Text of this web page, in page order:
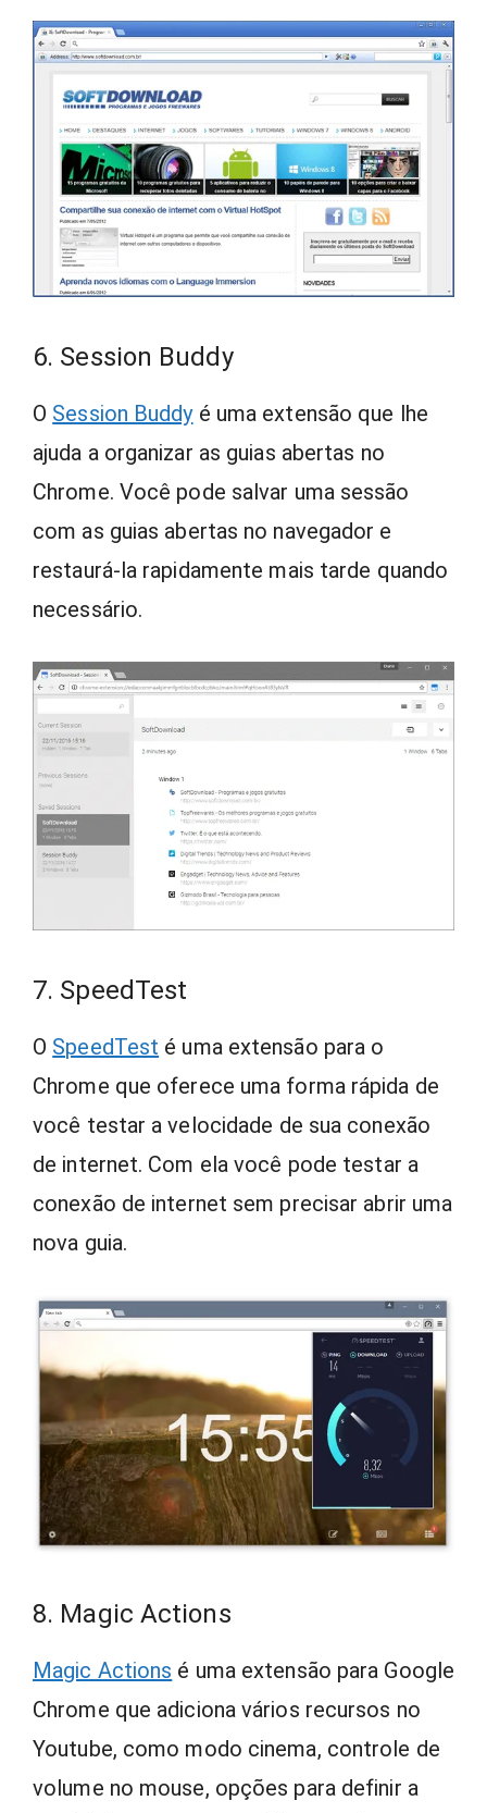
6. Session Buddy
O Session Buddyé uma extensão que lhe
ajuda a organizar as guias abertas no
Chrome. Você pode salvar uma sessão
com as guias abertas no navegador e
restaurá-la rapidamente mais tarde quando
necessário.
7. SpeedTest
O SpeedTest é uma extensão para o
Chrome que oferece uma forma rápida de
você testar a velocidade de sua conexão
de internet. Com ela você pode testar a
conexão de internet sem precisar abrir uma
nova guia.
8. Magic Actions
Magic Actions é uma extensão para Google
Chrome que adiciona vários recursos no
Youtube, como modo cinema, controle de
volume no mouse, opções para definir a